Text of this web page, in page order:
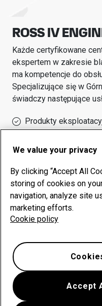
ROSS IV
Każde certyfikowane
ekspertem w zakresie
ma kompetencje do
Specjalizujące się w
świadczy następujące
Produkty
sprawności urządzeń
ROSS IV
We value your privacy
By clicking “Accept All
storing of cookies on
navigation, analyze site
marketing efforts.
Cookie policy
Accept